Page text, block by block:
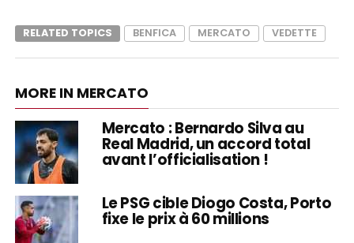
RELATED TOPICS BENFICA MERCATO VEDETTE
MORE IN MERCATO
Mercato : Bernardo Silva au
Real Madrid, un accord total
avant l’officialisation !
Le PSG cible Diogo Costa, Porto
fixe le prix à 60 millions